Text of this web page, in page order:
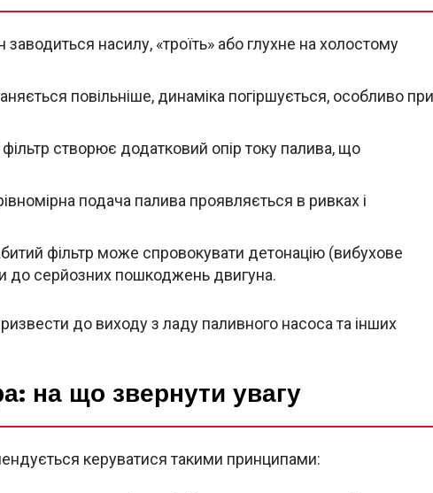
заводиться насилу, «троїть» або глухне на холостому
повільніше, динаміка погіршується, особливо при
створює додатковий опір току палива, що
подача палива проявляється в ривках і
фільтр може спровокувати детонацію (вибухове
до серйозних пошкоджень двигуна.
до виходу з ладу паливного насоса та інших
на що звернути увагу
керуватися такими принципами: